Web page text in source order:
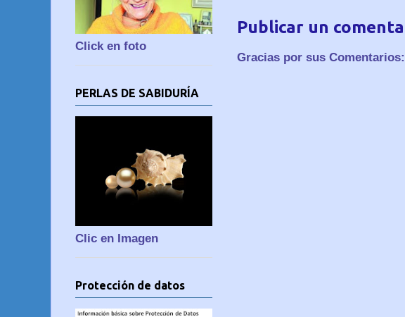
Publicar un
Gracias por sus Comentarios:
Click en foto
PERLAS DE SABIDURÍA
Clic en Imagen
Protección de datos